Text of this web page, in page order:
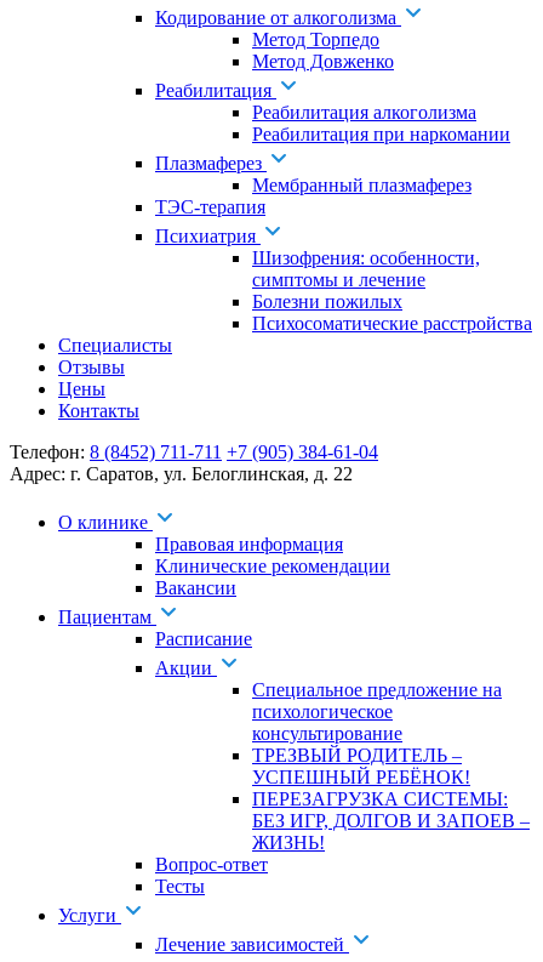
Кодирование от алкоголизма
Метод Торпедо
Метод Довженко
Реабилитация
Реабилитация алкоголизма
Реабилитация при наркомании
Плазмаферез
Мембранный плазмаферез
ТЭС-терапия
Психиатрия
Шизофрения: особенности,
симптомы и лечение
Болезни пожилых
Психосоматические расстройства
Специалисты
Отзывы
Цены
Контакты
Телефон: 8 (8452) 711-711 +7 (905) 384-61-04
Адрес: г. Саратов, ул. Белоглинская, д. 22
О клинике
Правовая информация
Клинические рекомендации
Вакансии
Пациентам
Расписание
Акции
Специальное предложение на
психологическое
консультирование
ТРЕЗВЫЙ РОДИТЕЛЬ –
УСПЕШНЫЙ РЕБЁНОК!
ПЕРЕЗАГРУЗКА СИСТЕМЫ:
БЕЗ ИГР, ДОЛГОВ И ЗАПОЕВ –
ЖИЗНЬ!
Вопрос-ответ
Тесты
Услуги
Лечение зависимостей